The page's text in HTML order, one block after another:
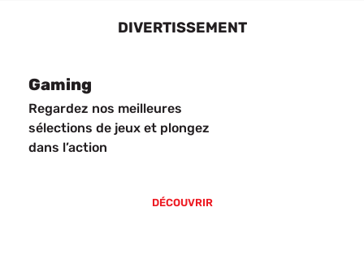
DIVERTISSEMENT
Gaming
Regardez nos meilleures
sélections de jeux et plongez
dans l’action
DÉCOUVRIR